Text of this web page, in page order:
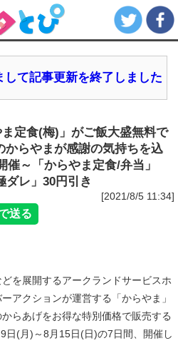
して記事更新を終了しました
定食(梅)」がご飯大盛無料で
からやまが感謝の気持ちを込
～「からやま定食/弁当」
ダレ」30円引き
[2021/8/5 11:34]
を展開するアークランドサービスホ
アクションが運営する「からやま」
らあげをお得な特別価格で販売する
日(月)～8月15日(日)の7日間、開催し